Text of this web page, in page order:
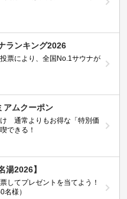
ランキング2026
票により、全国No.1サウナが
アムクーポン
通常よりもお得な「特別価
できる！
湯2026】
してプレゼントを当てよう！
名様）